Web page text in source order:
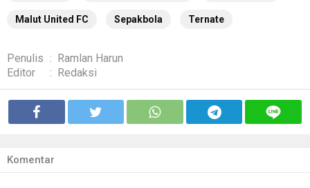
Malut United FC Sepakbola Ternate
Penulis :
Ramlan Harun
Editor
: Redaksi
Komentar